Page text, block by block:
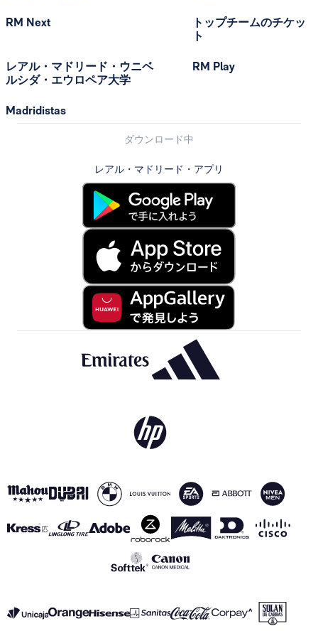
RM Next
レアル・マドリード・ウニベ
ルシダ・エウロペア大学
Madridistas
トップチームのチケッ
ト
RM Play
ダウンロード中
レアル・マドリード・アプリ